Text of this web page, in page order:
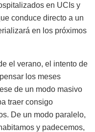
en UCIs y
conduce directo a un
en los próximos
el verano, el intento de
los meses
de un modo masivo
traer consigo
De un modo paralelo,
y padecemos,